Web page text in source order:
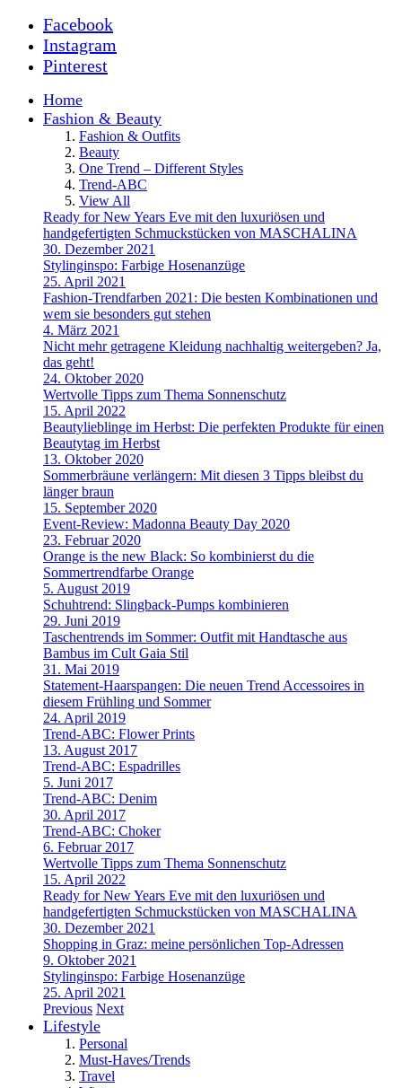
Facebook
Instagram
Pinterest
Home
Fashion & Beauty
Fashion & Outfits
Beauty
One Trend – Different Styles
Trend-ABC
View All
Ready for New Years Eve mit den luxuriösen und
handgefertigten Schmuckstücken von MASCHALINA
30. Dezember 2021
Stylinginspo: Farbige Hosenanzüge
25. April 2021
Fashion-Trendfarben 2021: Die besten Kombinationen und
wem sie besonders gut stehen
4. März 2021
Nicht mehr getragene Kleidung nachhaltig weitergeben? Ja,
das geht!
24. Oktober 2020
Wertvolle Tipps zum Thema Sonnenschutz
15. April 2022
Beautylieblinge im Herbst: Die perfekten Produkte für einen
Beautytag im Herbst
13. Oktober 2020
Sommerbräune verlängern: Mit diesen 3 Tipps bleibst du
länger braun
15. September 2020
Event-Review: Madonna Beauty Day 2020
23. Februar 2020
Orange is the new Black: So kombinierst du die
Sommertrendfarbe Orange
5. August 2019
Schuhtrend: Slingback-Pumps kombinieren
29. Juni 2019
Taschentrends im Sommer: Outfit mit Handtasche aus
Bambus im Cult Gaia Stil
31. Mai 2019
Statement-Haarspangen: Die neuen Trend Accessoires in
diesem Frühling und Sommer
24. April 2019
Trend-ABC: Flower Prints
13. August 2017
Trend-ABC: Espadrilles
5. Juni 2017
Trend-ABC: Denim
30. April 2017
Trend-ABC: Choker
6. Februar 2017
Wertvolle Tipps zum Thema Sonnenschutz
15. April 2022
Ready for New Years Eve mit den luxuriösen und
handgefertigten Schmuckstücken von MASCHALINA
30. Dezember 2021
Shopping in Graz: meine persönlichen Top-Adressen
9. Oktober 2021
Stylinginspo: Farbige Hosenanzüge
25. April 2021
Previous Next
Lifestyle
Personal
Must-Haves/Trends
Travel